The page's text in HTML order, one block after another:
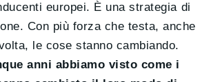
europei. È una strategia di
Con più forza che testa, anche
le cose stanno cambiando.
anni abbiamo visto come i